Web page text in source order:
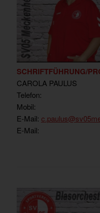
SCHRIFTFÜHRUNG/
CAROLA PAULUS
Telefon:
Mobil:
E-Mail: c
E-Mail: